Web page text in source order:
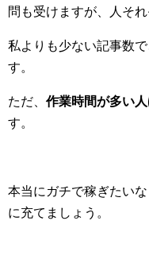
問も受けますが、人そ
私よりも少ない記事数
す。
ただ、 作業時間が多い
す。
本当にガチで稼ぎたい
に充てましょう。